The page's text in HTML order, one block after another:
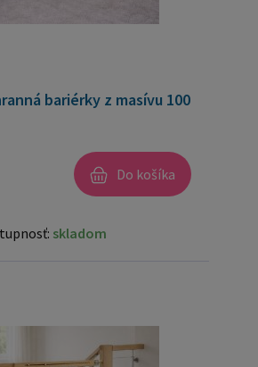
bariérky z masívu 100
Do košíka
skladom